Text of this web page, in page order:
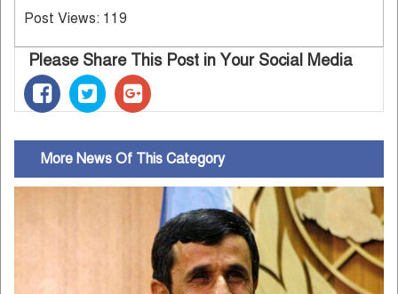
Post Views: 119
Please Share This Post in Your Social Media
More News Of This Category